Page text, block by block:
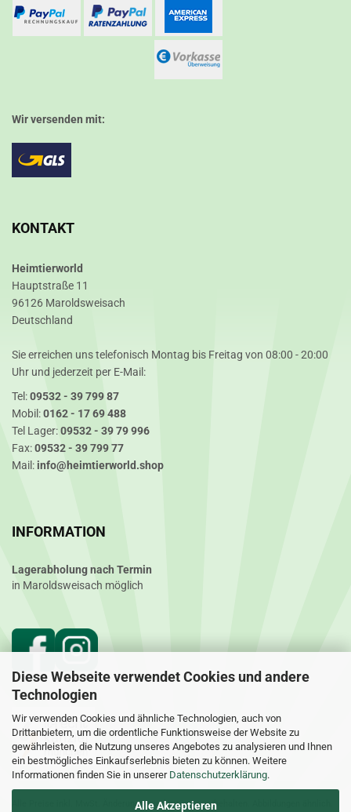
Diese Webseite verwendet Cookies und andere
Technologien
Wir verwenden Cookies und ähnliche Technologien, auch von
Drittanbietern, um die ordentliche Funktionsweise der Website zu
gewährleisten, die Nutzung unseres Angebotes zu analysieren und Ihnen
ein bestmögliches Einkaufserlebnis bieten zu können. Weitere
Informationen finden Sie in unserer Datenschutzerklärung.
Alle Akzeptieren
Wir versenden mit:
KONTAKT
Heimtierworld
Hauptstraße 11
96126 Maroldsweisach
Deutschland
Sie erreichen uns telefonisch Montag bis Freitag von 08:00 - 20:00
Uhr und jederzeit per E-Mail:
Tel:09532 - 39 799 87
Mobil:0162 - 17 69 488
Tel Lager:09532 - 39 79 996
Fax:09532 - 39 799 77
Mail: info@heimtierworld.shop
INFORMATION
Lagerabholung nach Termin
in Maroldsweisach möglich
Alle Preise inkl. MwSt. Änderungen und Irrtümer vorbehalten. Abbildungen ähnlich.